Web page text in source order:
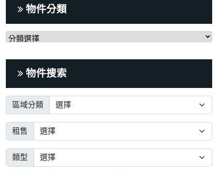
物件分類
物件搜索
區域分類
租售
類型